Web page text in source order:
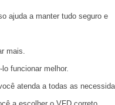
ajuda a manter tudo seguro e
mais.
funcionar melhor.
atenda a todas as